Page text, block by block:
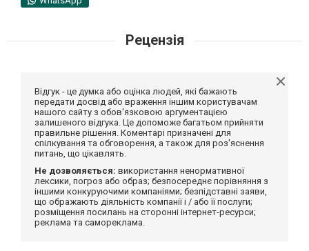
Рецензія
Відгук - це думка або оцінка людей, які бажають
передати досвід або враження іншим користувачам
нашого сайту з обов'язковою аргументацією
залишеного відгука. Це допоможе багатьом прийняти
правильне рішення. Коментарі призначені для
спілкування та обговорення, а також для роз'яснення
питань, що цікавлять.
Не дозволяється: використання ненормативної
лексики, погроз або образ; безпосереднє порівняння з
іншими конкуруючими компаніями; безпідставні заяви,
що ображають діяльність компанії і / або її послуги;
розміщення посилань на сторонні інтернет-ресурси;
реклама та самореклама.